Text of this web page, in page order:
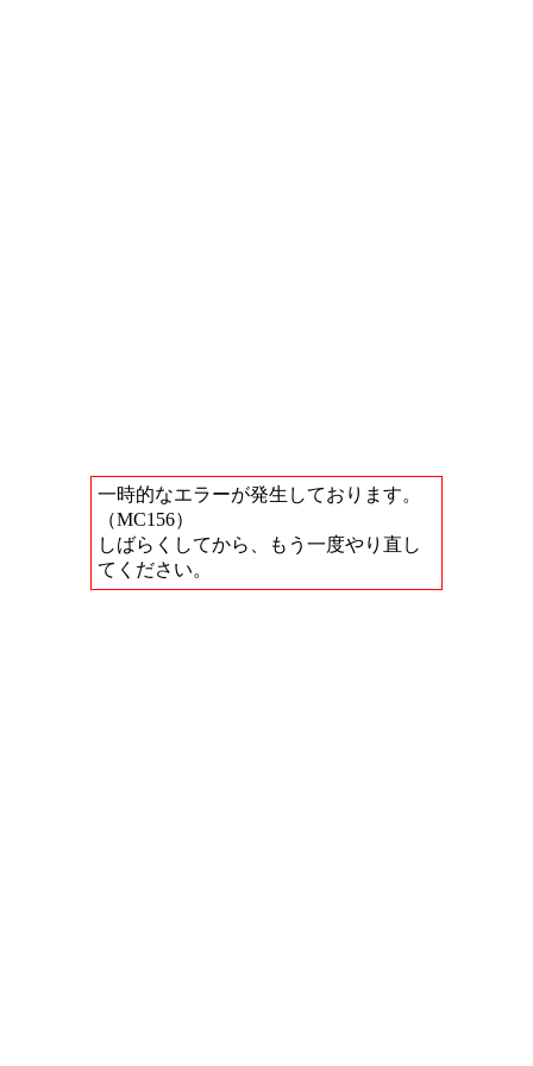
一時的なエラーが発生しております。
（MC156）
しばらくしてから、もう一度やり直し
てください。